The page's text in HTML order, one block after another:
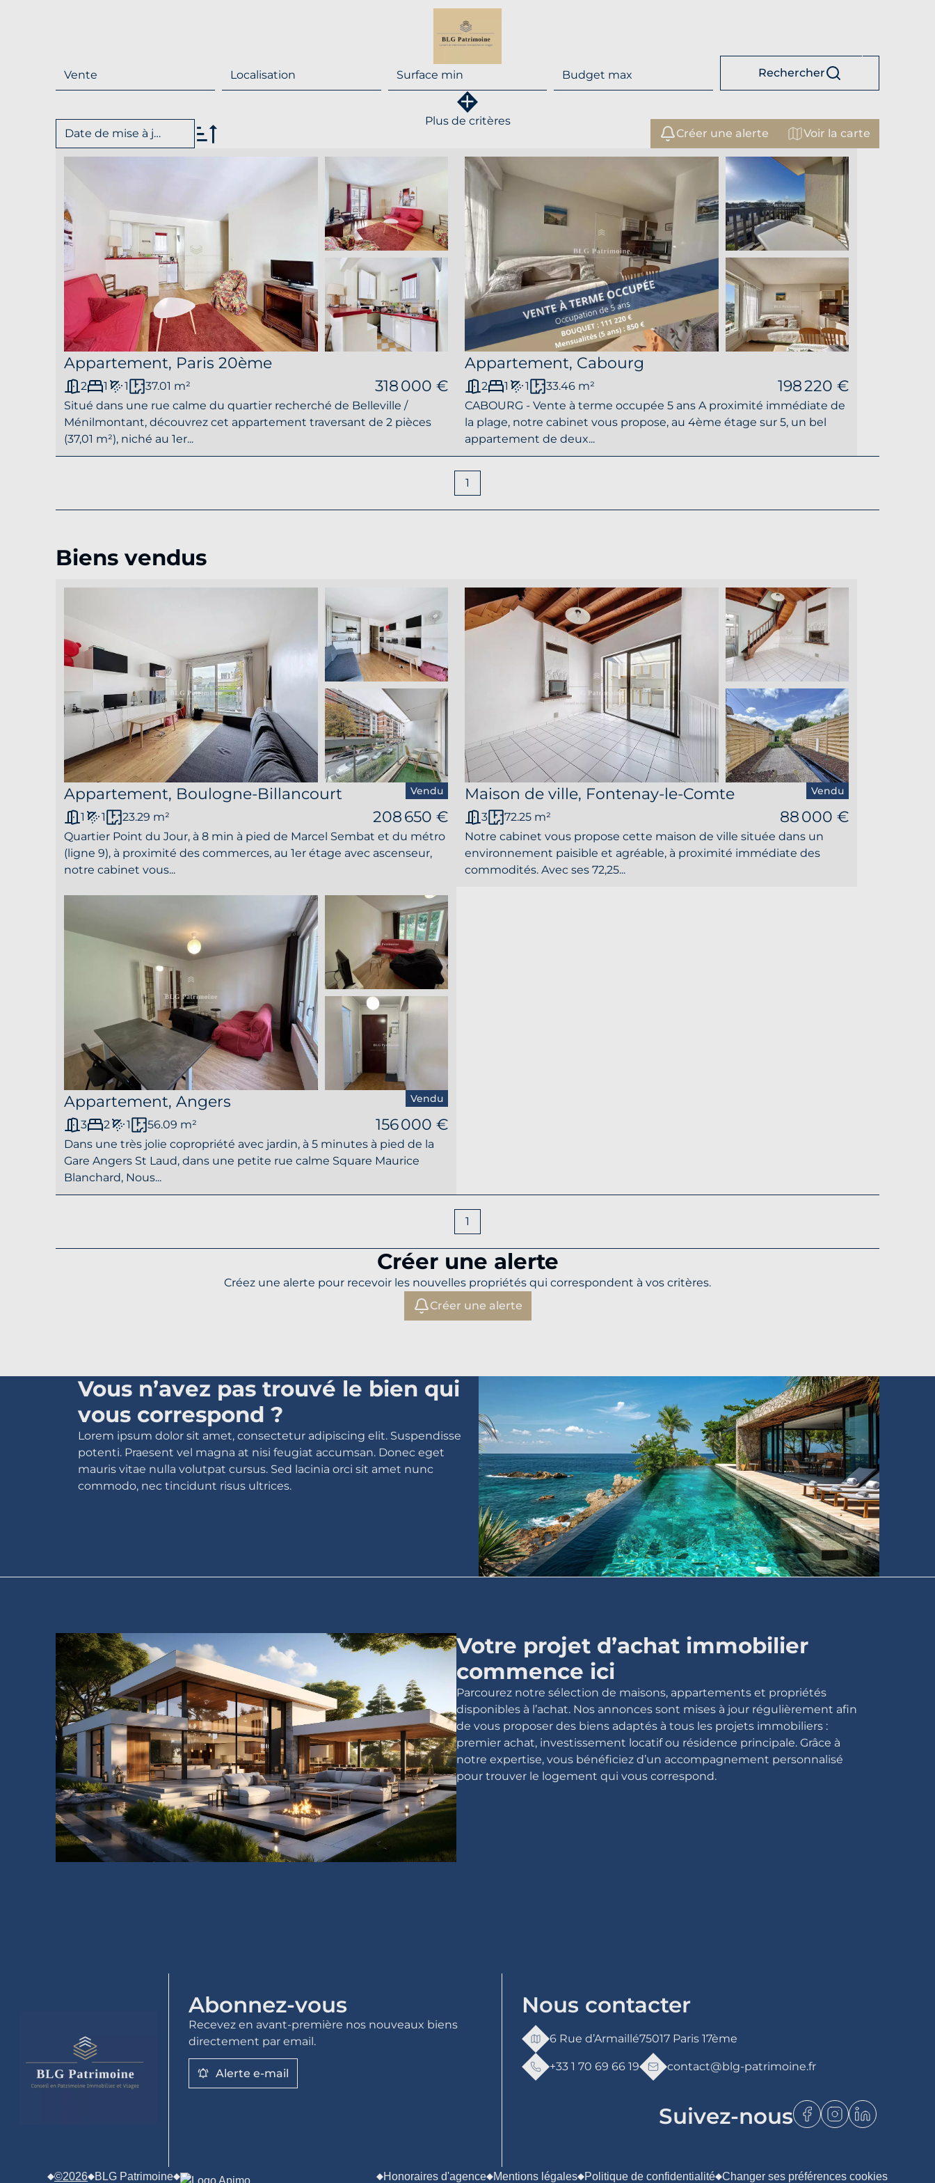
Vente Localisation Rechercher
Plus de critères
Date de mise à jour
Créer une alerte Voir la carte
Appartement, Paris 20ème
2 1 1 37.01 m² 318 000 €
Situé dans une rue calme du quartier recherché de Belleville /
Ménilmontant, découvrez cet appartement traversant de 2 pièces
(37,01 m²), niché au 1er...
Appartement, Cabourg
2 1 1 33.46 m² 198 220 €
CABOURG - Vente à terme occupée 5 ans A proximité immédiate de
la plage, notre cabinet vous propose, au 4ème étage sur 5, un bel
appartement de deux...
1
Biens vendus
Appartement, Boulogne-Billancourt Vendu
1 1 23.29 m² 208 650 €
Quartier Point du Jour, à 8 min à pied de Marcel Sembat et du métro
(ligne 9), à proximité des commerces, au 1er étage avec ascenseur,
notre cabinet vous...
Maison de ville, Fontenay-le-Comte Vendu
3 72.25 m² 88 000 €
Notre cabinet vous propose cette maison de ville située dans un
environnement paisible et agréable, à proximité immédiate des
commodités. Avec ses 72,25...
Appartement, Angers Vendu
3 2 1 56.09 m² 156 000 €
Dans une très jolie copropriété avec jardin, à 5 minutes à pied de la
Gare Angers St Laud, dans une petite rue calme Square Maurice
Blanchard, Nous...
1
Créer une alerte
Créez une alerte pour recevoir les nouvelles propriétés qui correspondent à vos critères.
Créer une alerte
Vous n’avez pas trouvé le bien qui
vous correspond ?
Lorem ipsum dolor sit amet, consectetur adipiscing elit. Suspendisse
potenti. Praesent vel magna at nisi feugiat accumsan. Donec eget
mauris vitae nulla volutpat cursus. Sed lacinia orci sit amet nunc
commodo, nec tincidunt risus ultrices.
Votre projet d’achat immobilier
commence ici
Parcourez notre sélection de maisons, appartements et propriétés
disponibles à l’achat. Nos annonces sont mises à jour régulièrement afin
de vous proposer des biens adaptés à tous les projets immobiliers :
premier achat, investissement locatif ou résidence principale. Grâce à
notre expertise, vous bénéficiez d’un accompagnement personnalisé
pour trouver le logement qui vous correspond.
Abonnez-vous
Recevez en avant-première nos nouveaux biens
directement par email.
Alerte e-mail
Nous contacter
6 Rue d’Armaillé75017 Paris 17ème
+33 1 70 69 66 19 contact@blg-patrimoine.fr
Suivez-nous
©2026 BLG Patrimoine Honoraires d'agence Mentions légales Politique de confidentialité Changer ses préférences cookies